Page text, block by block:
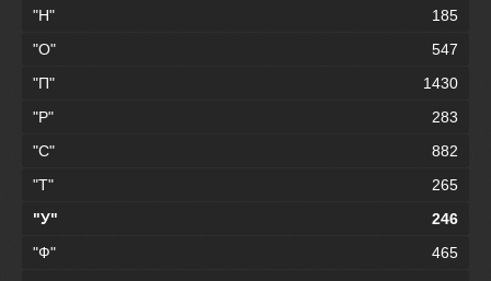
"Н"
185
"О"
547
"П"
1430
"Р"
283
"С"
882
"Т"
265
"У"
246
"Ф"
465